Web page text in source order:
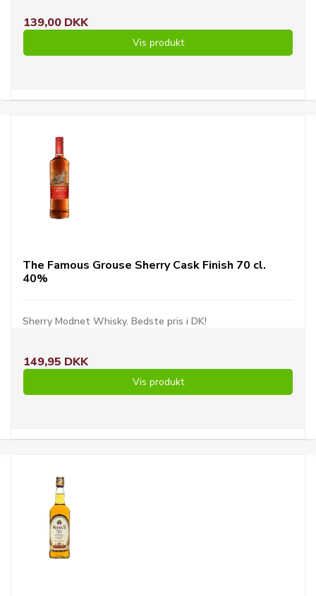
139,00 DKK
Vis produkt
The Famous Grouse Sherry Cask Finish 70 cl.
40%
Sherry Modnet Whisky. Bedste pris i DK!
149,95 DKK
Vis produkt